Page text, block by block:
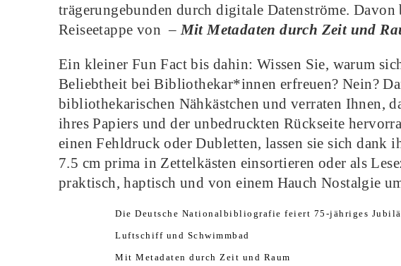
trägerungebunden durch digitale Datenströme.
Reiseetappe von –Mit Metadaten durch Zeit und
Ein kleiner Fun Fact bis dahin: Wissen Sie, warum
Beliebtheit bei Bibliothekar*innen erfreuen? Nein?
bibliothekarischen Nähkästchen und verraten Ihnen,
ihres Papiers und der unbedruckten Rückseite
einen Fehldruck oder Dubletten, lassen sie sich dank
7.5 cm prima in Zettelkästen einsortieren oder als
praktisch, haptisch und von einem Hauch Nostalgie
Die Deutsche Nationalbibliografie feiert 75-jähriges
Luftschiff und Schwimmbad
Mit Metadaten durch Zeit und Raum